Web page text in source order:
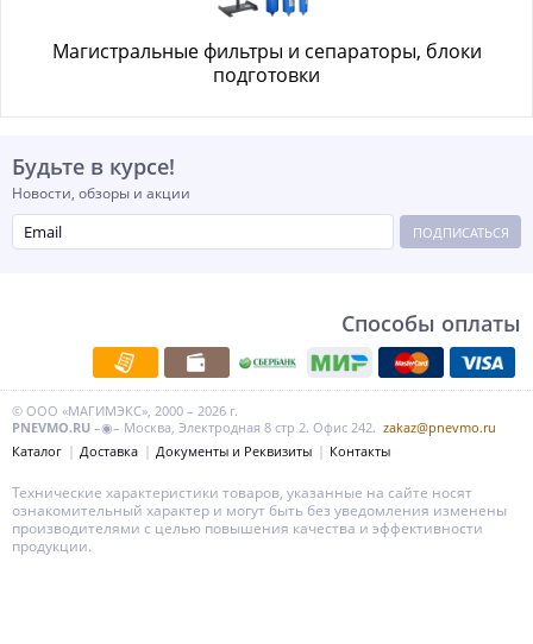
Магистральные фильтры и сепараторы, блоки
подготовки
Будьте в курсе!
Новости, обзоры и акции
ПОДПИСАТЬСЯ
Способы оплаты
© ООО «МАГИМЭКС», 2000 – 2026 г.
PNEVMO.RU –◉– Москва, Электродная 8 стр 2. Офис 242. zakaz@pnevmo.ru
Каталог
Доставка Документы и Реквизиты Контакты
Технические характеристики товаров, указанные на сайте носят
ознакомительный характер и могут быть без уведомления изменены
производителями с целью повышения качества и эффективности
продукции.